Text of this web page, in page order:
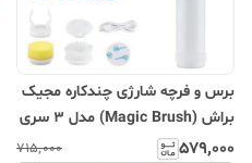
برس و فرچه شارژی چندکاره مجیک
براش (Magic Brush) مدل 3 سری
- مخصوص آشپزخانه، حمام و خودرو
۵۷۹٬۰۰۰ ۷۱۵٬۰۰۰